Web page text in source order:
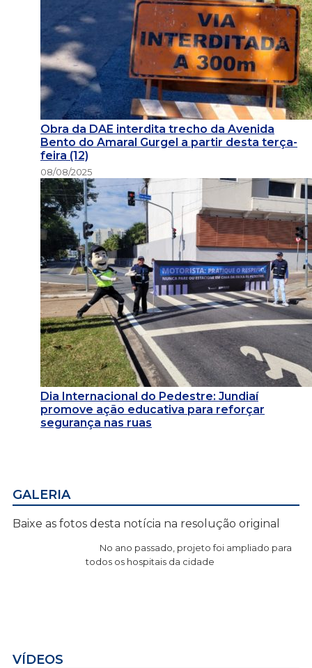
Obra da DAE interdita trecho da Avenida
Bento do Amaral Gurgel a partir desta terça-
feira (12)
08/08/2025
Dia Internacional do Pedestre: Jundiaí
promove ação educativa para reforçar
segurança nas ruas
GALERIA
Baixe as fotos desta notícia na resolução original
No ano passado, projeto foi ampliado para
todos os hospitais da cidade
VÍDEOS